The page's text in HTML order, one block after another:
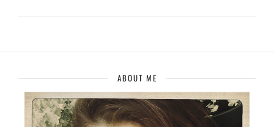
ABOUT ME